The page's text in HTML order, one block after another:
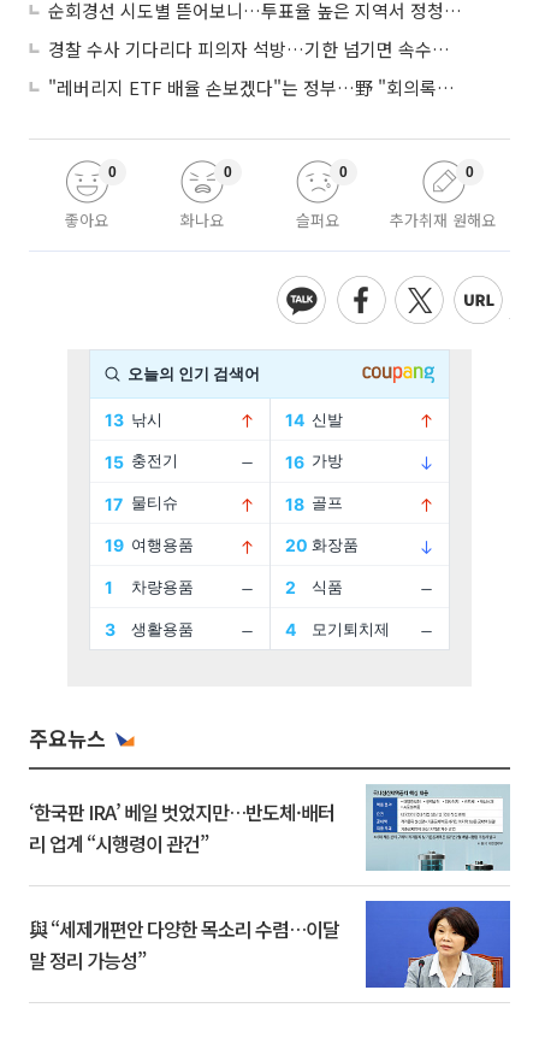
순회경선 시도별 뜯어보니…투표율 높은 지역서 정청래 강세
경찰 수사 기다리다 피의자 석방…기한 넘기면 속수무책
"레버리지 ETF 배율 손보겠다"는 정부…野 "회의록부터 내놔야"
좋아요
0
화나요
0
슬퍼요
0
추가취재 원해요
0
주요뉴스
‘한국판 IRA’ 베일 벗었지만…반도체·배터
리 업계 “시행령이 관건”
與 “세제개편안 다양한 목소리 수렴…이달
말 정리 가능성”